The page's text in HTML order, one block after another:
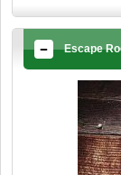
Escape